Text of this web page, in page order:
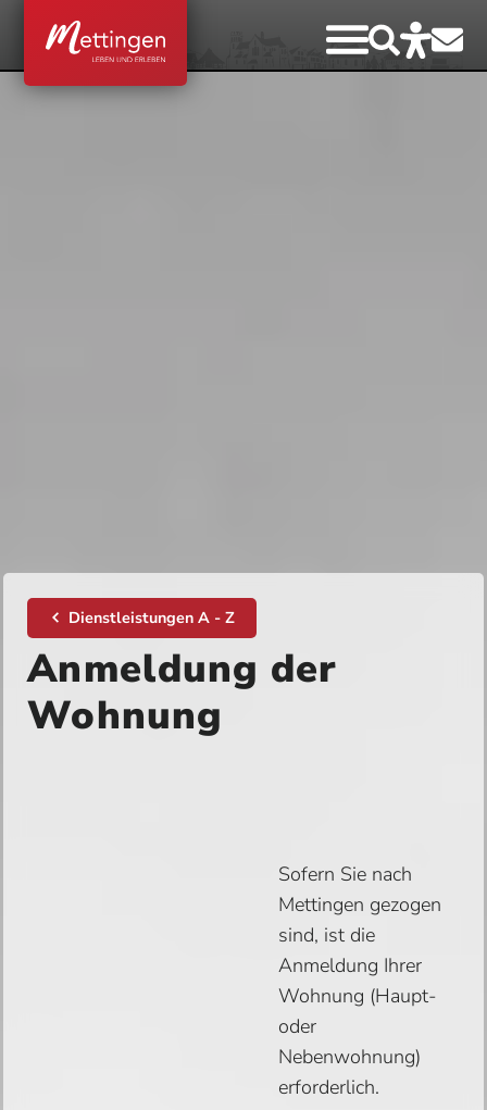
Dienstleistungen A - Z
Anmeldung der
Wohnung
Sofern Sie nach
Mettingen gezogen
sind, ist die
Anmeldung Ihrer
Wohnung (Haupt-
oder
Nebenwohnung)
erforderlich.